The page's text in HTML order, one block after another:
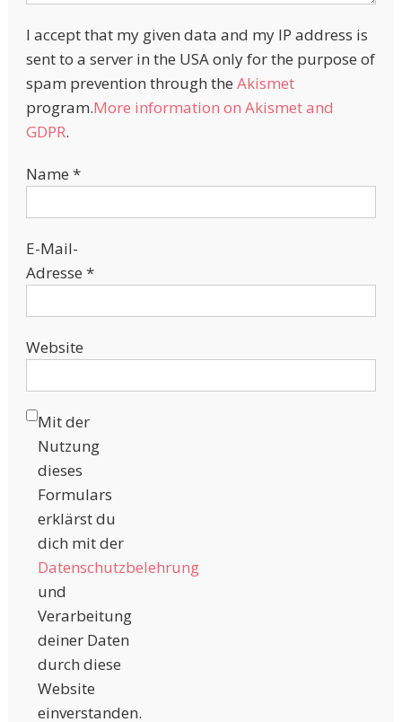
I accept that my given data and my IP address is
sent to a server in the USA only for the purpose of
spam prevention through the Akismet
program.More information on Akismet and
GDPR.
Name *
E-Mail-
Adresse *
Website
Mit der
Nutzung
dieses
Formulars
erklärst du
dich mit der
Datenschutzbelehrung
und
Verarbeitung
deiner Daten
durch diese
Website
einverstanden.